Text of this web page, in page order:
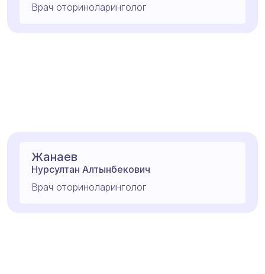
Врач оториноларинголог
Жанаев
Нурсултан Алтынбекович
Врач оториноларинголог